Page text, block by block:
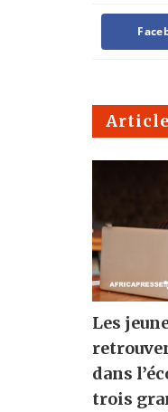
Les
dans
trois